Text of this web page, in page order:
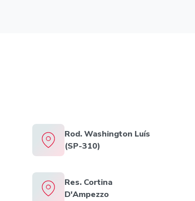
Rod. Washington Luís
(SP-310)
Res. Cortina
D'Ampezzo